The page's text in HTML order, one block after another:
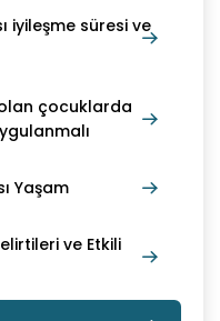
iyileşme süresi ve
çocuklarda
Yaşam
ve Etkili